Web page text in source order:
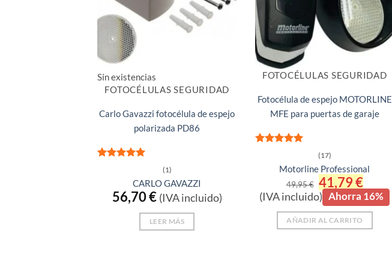
Sin existencias
FOTOCÉLULAS SEGURIDAD
Carlo Gavazzi fotocélula de espejo
polarizada PD86
(1)
CARLO GAVAZZI
56,70€ (IVA incluido)
LEER MÁS
FOTOCÉLULAS SEGURIDAD
Fotocélula de espejo MOTORLINE
MFE para puertas de garaje
(17)
Motorline Professional
49,95€
El
precio
original
era:
49,95 €.
41,79€El
precio
actual
es:
41,79 €.
(IVA incluido) Ahorra 16%
AÑADIR AL CARRITO